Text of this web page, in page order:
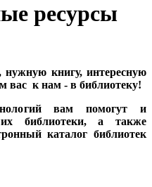
ресурсы
книгу, интересную
вас к нам - в библиотеку!
вам помогут и
библиотеки, а также
каталог библиотек